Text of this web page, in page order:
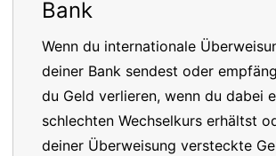
Bank
Wenn du internationale
deiner Bank sendest oder
du Geld verlieren, wenn du dabei
schlechten Wechselkurs erhältst
deiner Überweisung versteckte